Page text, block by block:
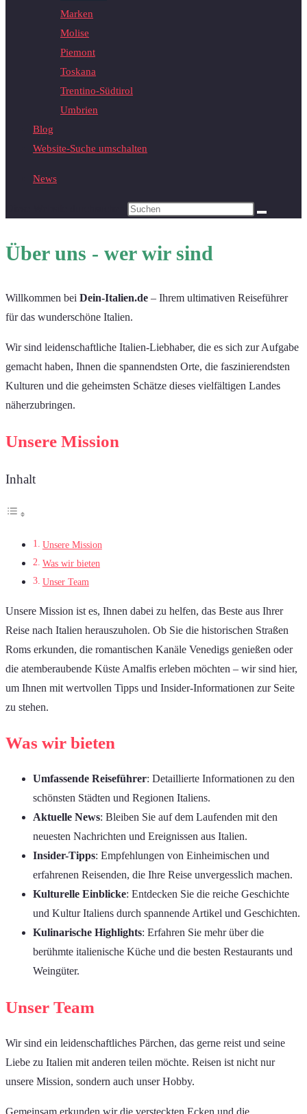
Marken
Molise
Piemont
Toskana
Trentino-Südtirol
Umbrien
Blog
Website-Suche umschalten
News
Über uns - wer wir sind
Willkommen bei Dein-Italien.de – Ihrem ultimativen Reiseführer
für das wunderschöne Italien.
Wir sind leidenschaftliche Italien-Liebhaber, die es sich zur Aufgabe
gemacht haben, Ihnen die spannendsten Orte, die faszinierendsten
Kulturen und die geheimsten Schätze dieses vielfältigen Landes
näherzubringen.
Unsere Mission
Inhalt
Unsere Mission
Was wir bieten
Unser Team
Unsere Mission ist es, Ihnen dabei zu helfen, das Beste aus Ihrer
Reise nach Italien herauszuholen. Ob Sie die historischen Straßen
Roms erkunden, die romantischen Kanäle Venedigs genießen oder
die atemberaubende Küste Amalfis erleben möchten – wir sind hier,
um Ihnen mit wertvollen Tipps und Insider-Informationen zur Seite
zu stehen.
Was wir bieten
Umfassende Reiseführer: Detaillierte Informationen zu den
schönsten Städten und Regionen Italiens.
Aktuelle News: Bleiben Sie auf dem Laufenden mit den
neuesten Nachrichten und Ereignissen aus Italien.
Insider-Tipps: Empfehlungen von Einheimischen und
erfahrenen Reisenden, die Ihre Reise unvergesslich machen.
Kulturelle Einblicke: Entdecken Sie die reiche Geschichte
und Kultur Italiens durch spannende Artikel und Geschichten.
Kulinarische Highlights: Erfahren Sie mehr über die
berühmte italienische Küche und die besten Restaurants und
Weingüter.
Unser Team
Wir sind ein leidenschaftliches Pärchen, das gerne reist und seine
Liebe zu Italien mit anderen teilen möchte. Reisen ist nicht nur
unsere Mission, sondern auch unser Hobby.
Gemeinsam erkunden wir die versteckten Ecken und die